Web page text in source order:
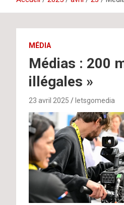
MÉDIA
Médias : 200
illégales »
23 avril 2025 letsgomedia